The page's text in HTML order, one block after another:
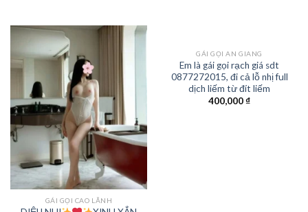
GÁI GỌI CAO LÃNH
GÁI GỌI AN GIANG
Em là gái gọi rạch giá sdt
0877272015, đi cả lỗ nhị full
dịch liếm từ đít liếm
400,000₫